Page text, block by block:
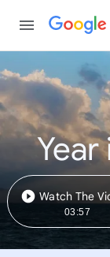
Watch The
03:57